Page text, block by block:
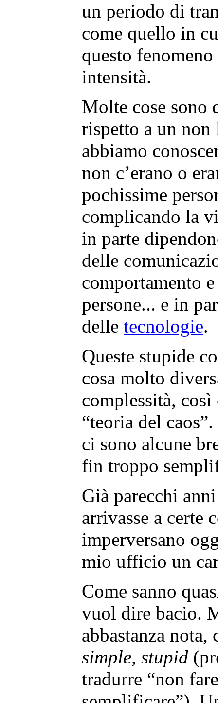
un periodo di
come quello in
questo
intensità.
Molte cose sono
rispetto a un non
abbiamo
non c’erano o
pochissime
complicando la
in parte
delle
comportamento
persone... e in
delle tecnologie.
Queste stupide
cosa molto
complessità,
“teoria del
ci sono alcune
fin troppo
Già parecchi
arrivasse a certe
imperversano
mio ufficio un
Come sanno
vuol dire bacio.
abbastanza nota,
simple, stupid
tradurre “non